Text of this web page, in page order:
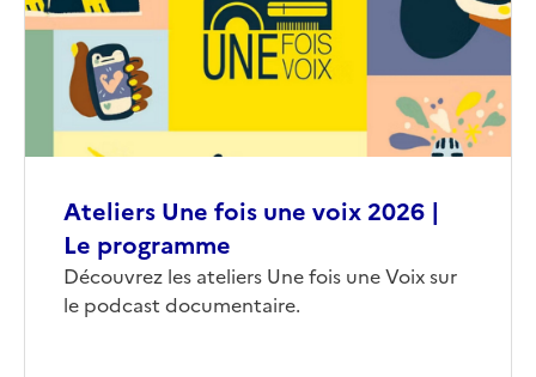
Ateliers Une fois une voix 2026 |
Le programme
Corps
Découvrez les ateliers Une fois une Voix sur
le podcast documentaire.